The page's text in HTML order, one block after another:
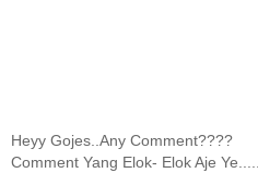
Heyy Gojes..Any Comment????
Comment Yang Elok- Elok Aje Ye......